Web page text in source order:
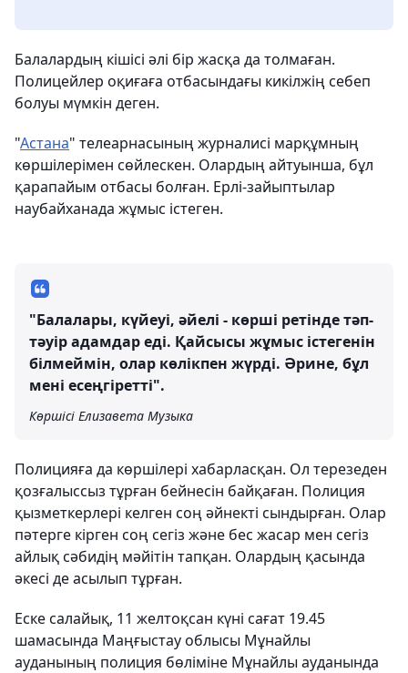
Балалардың кішісі әлі бір жасқа да толмаған.
Полицейлер оқиғаға отбасындағы кикілжің себеп
болуы мүмкін деген.
"Астана" телеарнасының журналисі марқұмның
көршілерімен сөйлескен. Олардың айтуынша, бұл
қарапайым отбасы болған. Ерлі-зайыптылар
наубайханада жұмыс істеген.
"Балалары, күйеуі, әйелі - көрші ретінде тәп-
тәуір адамдар еді. Қайсысы жұмыс істегенін
білмеймін, олар көлікпен жүрді. Әрине, бұл
мені есеңгіретті".
Көршісі Елизавета Музыка
Полицияға да көршілері хабарласқан. Ол терезеден
қозғалыссыз тұрған бейнесін байқаған. Полиция
қызметкерлері келген соң әйнекті сындырған. Олар
пәтерге кірген соң сегіз және бес жасар мен сегіз
айлық сәбидің мәйітін тапқан. Олардың қасында
әкесі де асылып тұрған.
Еске салайық, 11 желтоқсан күні сағат 19.45
шамасында Маңғыстау облысы Мұнайлы
ауданының полиция бөліміне Мұнайлы ауданында